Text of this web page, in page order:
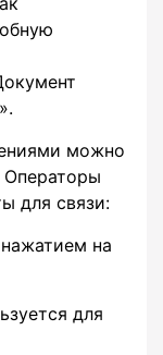
можно
Операторы
для связи:
на
для